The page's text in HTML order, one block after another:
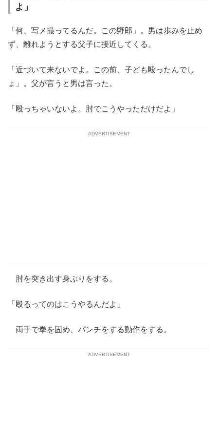
よ」
「何、写メ撮ってるんだ。この野郎」。男は歩みを止め
ず、離れようとする父子に接近してくる。
「近づいて来ないでよ。この前、子ども殴ったんでし
ょ」。父が言うと男は言った。
「殴っちゃいないよ。肘でこうやっただけだよ」
ADVERTISEMENT
肘を突き出す身ぶりをする。
「殴るってのはこうやるんだよ」
両手で拳を固め、パンチをする動作をする。
ADVERTISEMENT